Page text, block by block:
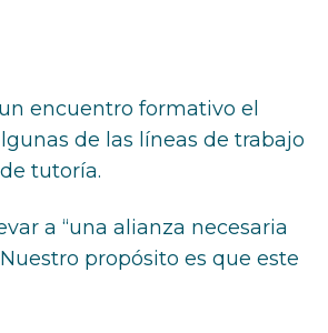
encuentro formativo el
de las líneas de trabajo
tutoría.
a “una alianza necesaria
propósito es que este